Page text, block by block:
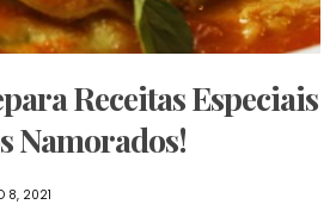
Receitas Especiais
Namorados!
8, 2021